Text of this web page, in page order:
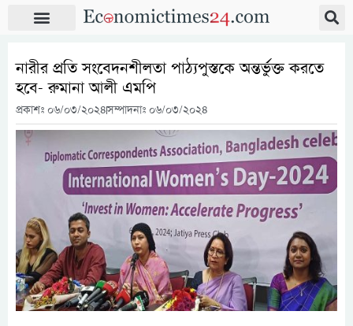
নারীর প্রতি সংবেদনশীলতা পাঠ্যপুস্তকে অন্তর্ভুক্ত করতে
হবে- রুমানা আলী এমপি
প্রকাশঃ ০৬/০৩/২০২৪সম্পাদনাঃ ০৬/০৩/২০২৪